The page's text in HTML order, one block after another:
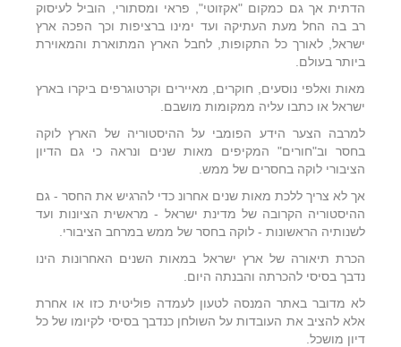
הדתית אך גם כמקום "אקזוטי", פראי ומסתורי, הוביל לעיסוק
רב בה החל מעת העתיקה ועד ימינו ברציפות וכך הפכה ארץ
ישראל, לאורך כל התקופות, לחבל הארץ המתוארת והמאוירת
ביותר בעולם.
מאות ואלפי נוסעים, חוקרים, מאיירים וקרטוגרפים ביקרו בארץ
ישראל או כתבו עליה ממקומות מושבם.
למרבה הצער הידע הפומבי על ההיסטוריה של הארץ לוקה
בחסר וב"חורים" המקיפים מאות שנים ונראה כי גם הדיון
הציבורי לוקה בחסרים של ממש.
אך לא צריך ללכת מאות שנים אחרונ כדי להרגיש את החסר - גם
ההיסטוריה הקרובה של מדינת ישראל - מראשית הציונות ועד
לשנותיה הראשונות - לוקה בחסר של ממש במרחב הציבורי.
הכרת תיאורה של ארץ ישראל במאות השנים האחרונות הינו
נדבך בסיסי להכרתה והבנתה היום.
לא מדובר באתר המנסה לטעון לעמדה פוליטית כזו או אחרת
אלא להציב את העובדות על השולחן כנדבך בסיסי לקיומו של כל
דיון מושכל.